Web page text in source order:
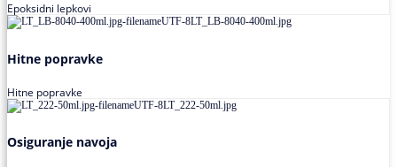
Epoksidni lepkovi
Hitne popravke
Hitne popravke
Osiguranje navoja